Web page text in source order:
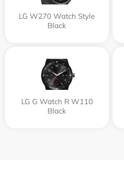
LG W270 Watch Style
Black
LG G Watch R W110
Black